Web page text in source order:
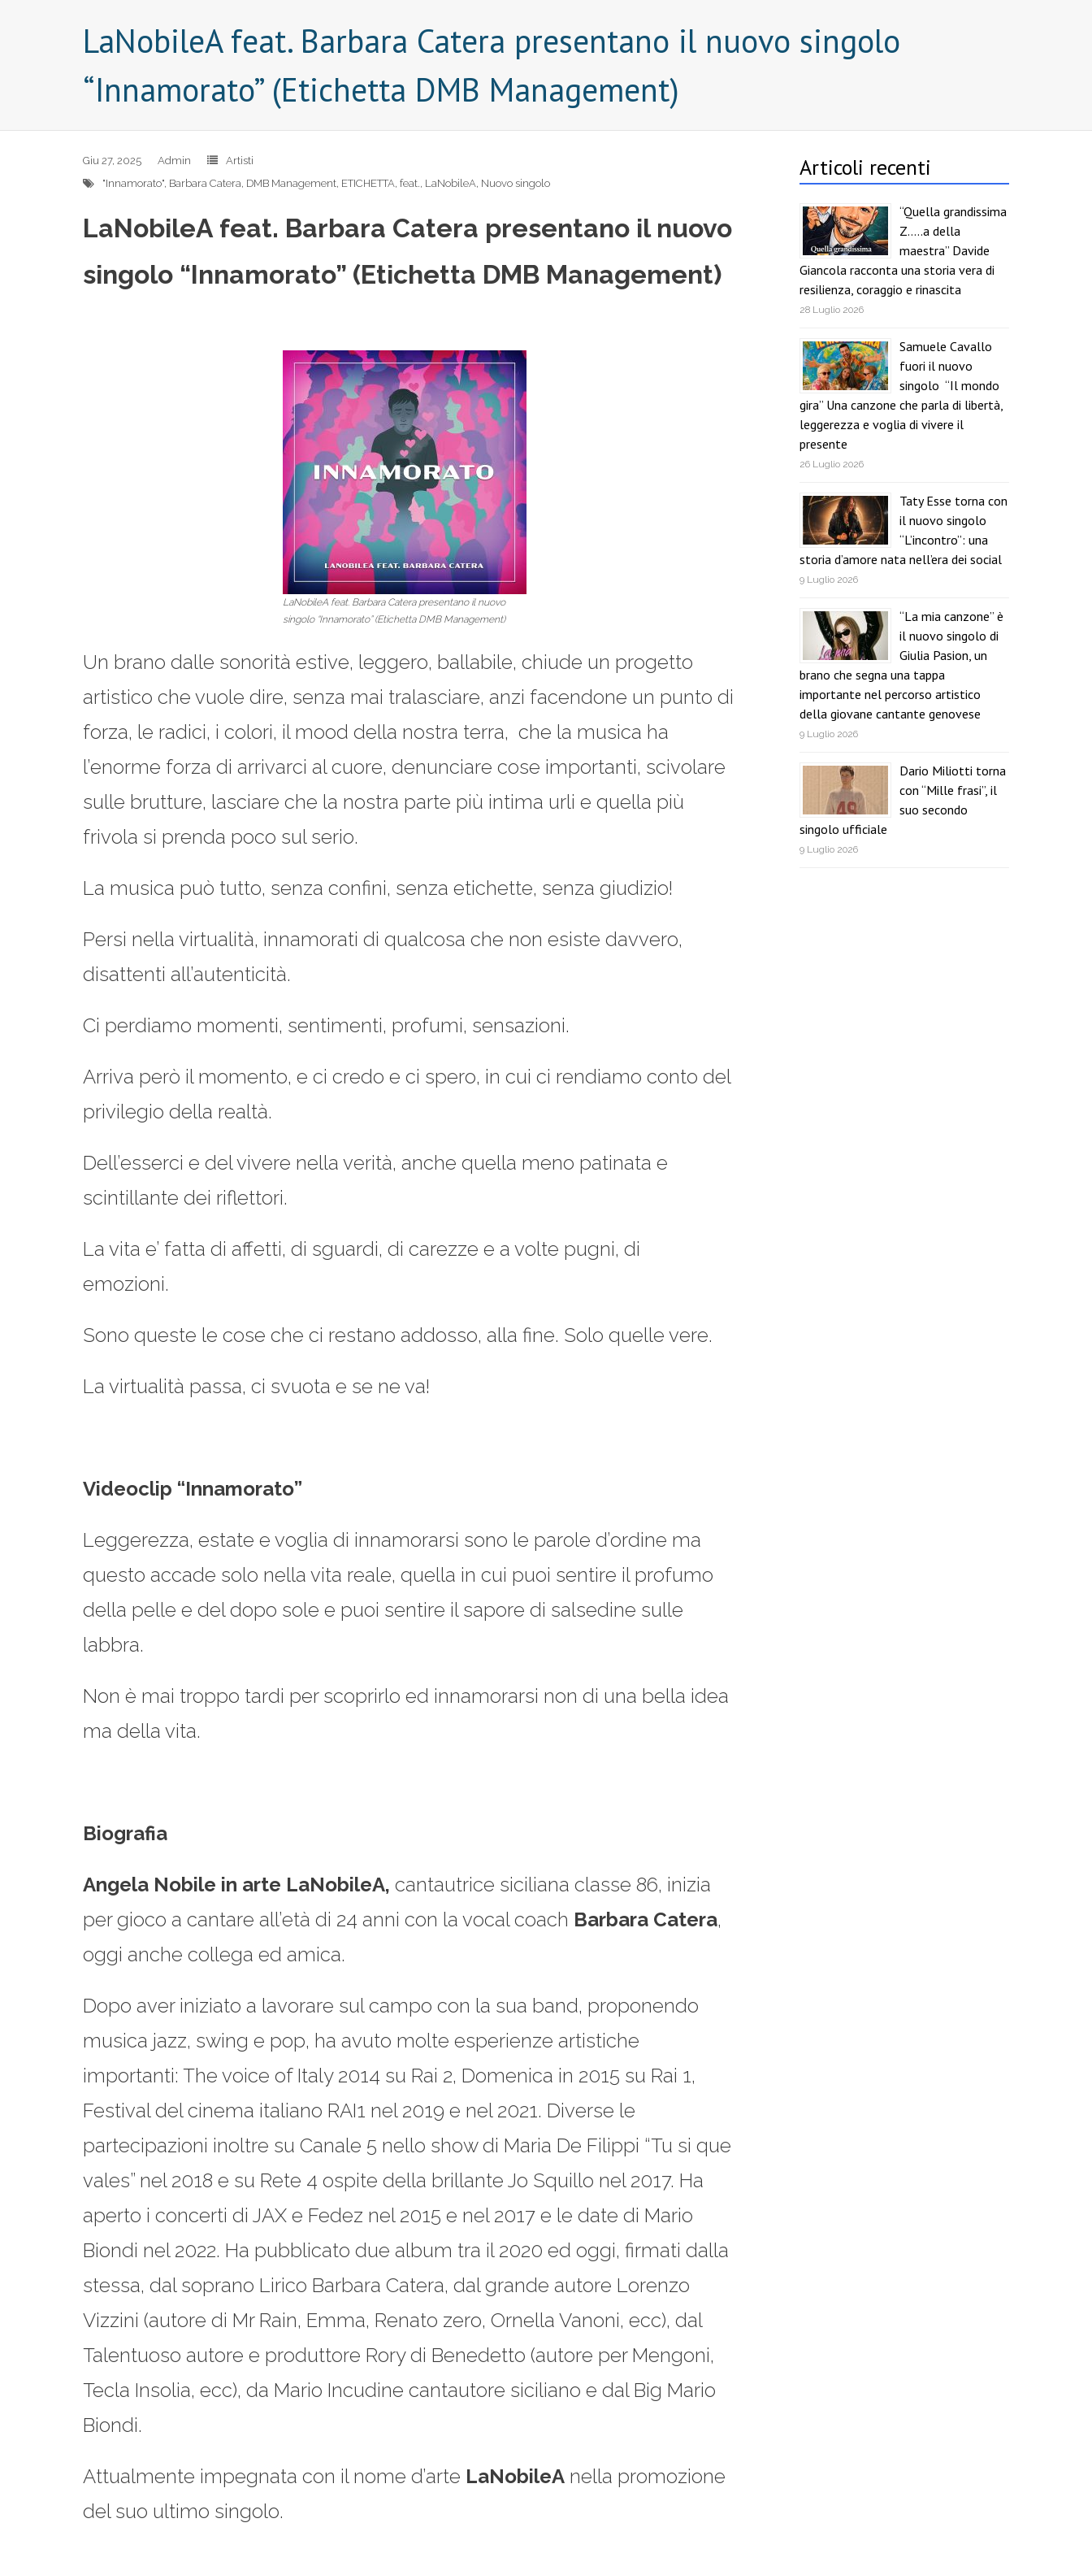
LaNobileA feat. Barbara Catera presentano il nuovo singolo
“Innamorato” (Etichetta DMB Management)
Giu 27, 2025 Admin
Artisti
"Innamorato", Barbara Catera, DMB Management, ETICHETTA, feat., LaNobileA, Nuovo singolo
LaNobileA feat. Barbara Catera presentano il nuovo
singolo “Innamorato” (Etichetta DMB Management)
LaNobileA feat. Barbara Catera presentano il nuovo
singolo “Innamorato” (Etichetta DMB Management)
Un brano dalle sonorità estive, leggero, ballabile, chiude un progetto
artistico che vuole dire, senza mai tralasciare, anzi facendone un punto di
forza, le radici, i colori, il mood della nostra terra, che la musica ha
l’enorme forza di arrivarci al cuore, denunciare cose importanti, scivolare
sulle brutture, lasciare che la nostra parte più intima urli e quella più
frivola si prenda poco sul serio.
La musica può tutto, senza confini, senza etichette, senza giudizio!
Persi nella virtualità, innamorati di qualcosa che non esiste davvero,
disattenti all’autenticità.
Ci perdiamo momenti, sentimenti, profumi, sensazioni.
Arriva però il momento, e ci credo e ci spero, in cui ci rendiamo conto del
privilegio della realtà.
Dell’esserci e del vivere nella verità, anche quella meno patinata e
scintillante dei riflettori.
La vita e’ fatta di affetti, di sguardi, di carezze e a volte pugni, di
emozioni.
Sono queste le cose che ci restano addosso, alla fine. Solo quelle vere.
La virtualità passa, ci svuota e se ne va!
Videoclip “Innamorato”
Leggerezza, estate e voglia di innamorarsi sono le parole d’ordine ma
questo accade solo nella vita reale, quella in cui puoi sentire il profumo
della pelle e del dopo sole e puoi sentire il sapore di salsedine sulle
labbra.
Non è mai troppo tardi per scoprirlo ed innamorarsi non di una bella idea
ma della vita.
Biografia
Angela Nobile in arte LaNobileA, cantautrice siciliana classe 86, inizia
per gioco a cantare all’età di 24 anni con la vocal coach Barbara Catera,
oggi anche collega ed amica.
Dopo aver iniziato a lavorare sul campo con la sua band, proponendo
musica jazz, swing e pop, ha avuto molte esperienze artistiche
importanti: The voice of Italy 2014 su Rai 2, Domenica in 2015 su Rai 1,
Festival del cinema italiano RAI1 nel 2019 e nel 2021. Diverse le
partecipazioni inoltre su Canale 5 nello show di Maria De Filippi “Tu si que
vales” nel 2018 e su Rete 4 ospite della brillante Jo Squillo nel 2017. Ha
aperto i concerti di JAX e Fedez nel 2015 e nel 2017 e le date di Mario
Biondi nel 2022. Ha pubblicato due album tra il 2020 ed oggi, firmati dalla
stessa, dal soprano Lirico Barbara Catera, dal grande autore Lorenzo
Vizzini (autore di Mr Rain, Emma, Renato zero, Ornella Vanoni, ecc), dal
Talentuoso autore e produttore Rory di Benedetto (autore per Mengoni,
Tecla Insolia, ecc), da Mario Incudine cantautore siciliano e dal Big Mario
Biondi.
Attualmente impegnata con il nome d’arte LaNobileA nella promozione
del suo ultimo singolo.
Articoli recenti
“Quella grandissima
Z…..a della
maestra” Davide
Giancola racconta una storia vera di
resilienza, coraggio e rinascita
28 Luglio 2026
Samuele Cavallo
fuori il nuovo
singolo “Il mondo
gira” Una canzone che parla di libertà,
leggerezza e voglia di vivere il
presente
26 Luglio 2026
Taty Esse torna con
il nuovo singolo
“L’incontro”: una
storia d’amore nata nell’era dei social
9 Luglio 2026
“La mia canzone” è
il nuovo singolo di
Giulia Pasion, un
brano che segna una tappa
importante nel percorso artistico
della giovane cantante genovese
9 Luglio 2026
Dario Miliotti torna
con “Mille frasi”, il
suo secondo
singolo ufficiale
9 Luglio 2026